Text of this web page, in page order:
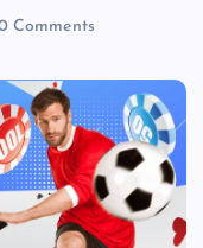
Comments